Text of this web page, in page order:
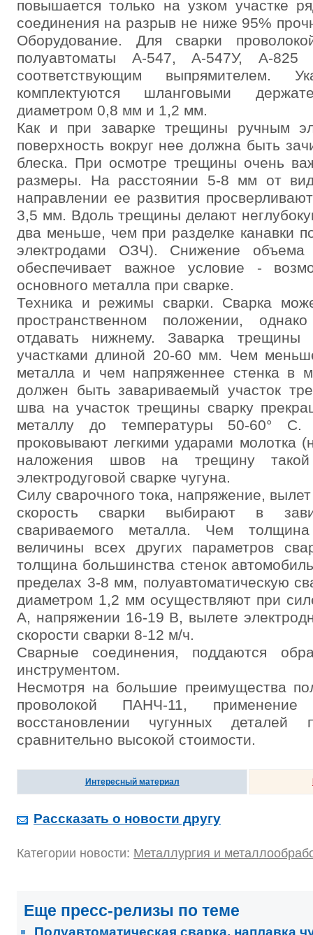
повышается только на узком участке
соединения на разрыв не ниже 95%
Оборудование. Для сварки
полуавтоматы А-547, А-547У, А-
соответствующим выпрямителем.
комплектуются шланговыми
диаметром 0,8 мм и 1,2 мм.
Как и при заварке трещины ручным
поверхность вокруг нее должна быть
блеска. При осмотре трещины очень
размеры. На расстоянии 5-8 мм от
направлении ее развития
3,5 мм. Вдоль трещины делают
два меньше, чем при разделке канавки
электродами ОЗЧ). Снижение объема
обеспечивает важное условие -
основного металла при сварке.
Техника и режимы сварки. Сварка
пространственном положении,
отдавать нижнему. Заварка трещины
участками длиной 20-60 мм. Чем
металла и чем напряженнее стенка в
должен быть завариваемый участок
шва на участок трещины сварку
металлу до температуры 50-60°
проковывают легкими ударами молотка
наложения швов на трещину
электродуговой сварке чугуна.
Силу сварочного тока, напряжение,
скорость сварки выбирают в
свариваемого металла. Чем
величины всех других параметров
толщина большинства стенок
пределах 3-8 мм, полуавтоматическую
диаметром 1,2 мм осуществляют при
А, напряжении 16-19 В, вылете
скорости сварки 8-12 м/ч.
Сварные соединения, поддаются
инструментом.
Несмотря на большие преимущества
проволокой ПАНЧ-11,
восстановлении чугунных деталей
сравнительно высокой стоимости.
Интересный материал
Рассказать о новости другу
Категории новости: Металлургия и
Еще пресс-релизы по теме
Полуавтоматическая сварка, наплавка